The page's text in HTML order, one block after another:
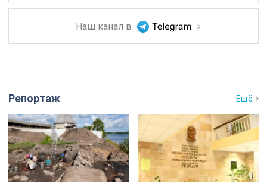
Наш канал в
Репортаж Ещё